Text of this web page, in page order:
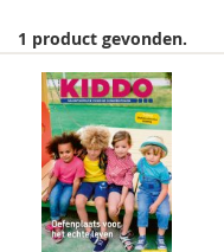
Wouter Bulckaert
Margriet Chorus
Belinda Fallaux
Fleur Hartel
Simon Hay
1 product gevonden.